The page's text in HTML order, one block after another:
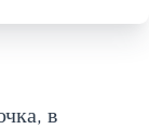
в